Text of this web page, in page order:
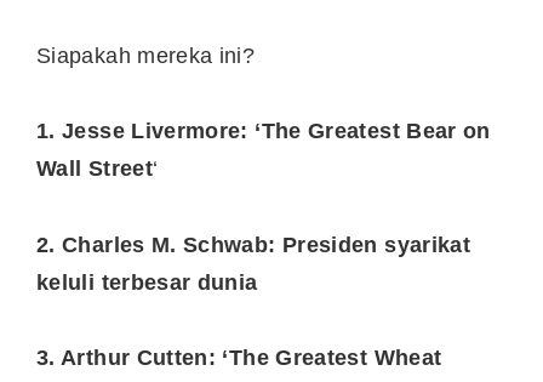
Siapakah mereka ini?
1. Jesse Livermore: ‘The Greatest Bear on
Wall Street‘
2. Charles M. Schwab: Presiden syarikat
keluli terbesar dunia
3. Arthur Cutten: ‘The Greatest Wheat